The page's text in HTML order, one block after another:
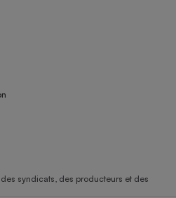
syndicats, des producteurs et des